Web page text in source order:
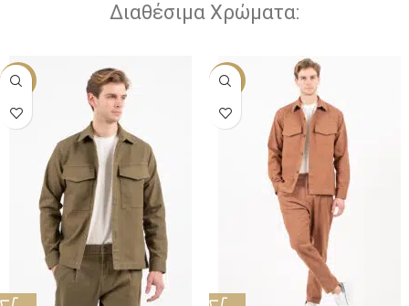
Διαθέσιμα Χρώματα:
-20% -20%